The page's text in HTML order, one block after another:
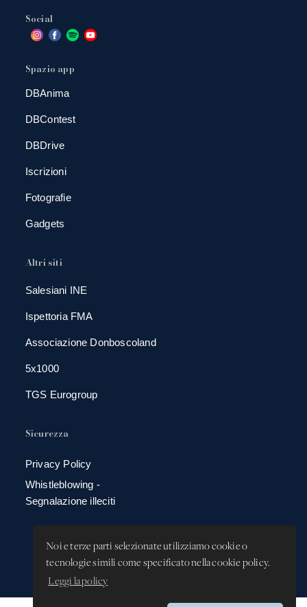
Noi e terze parti selezionate utilizziamo cookie o
tecnologie simili come specificato nella cookie policy.
Leggi la policy
Social
Spazio app
DBAnima
DBContest
DBDrive
Iscrizioni
Fotografie
Gadgets
Altri siti
Salesiani INE
Ispettoria FMA
Associazione Donboscoland
5x1000
TGS Eurogroup
Sicurezza
Privacy Policy
Whistleblowing -
Segnalazione illeciti